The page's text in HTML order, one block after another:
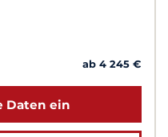
ab 4 245 €
Daten ein